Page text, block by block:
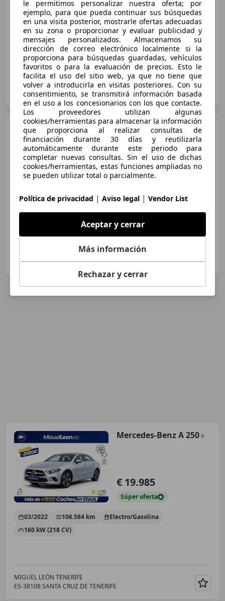
Buen precio
03/2022 48.824 km
Electro/Gasolina
160 kW (218 CV)
MIGUEL LEÓN LAS PALMAS
ES-35014 LAS PALMAS DE GRAN CANARIA
Mercedes-Benz A 200 A
200d 8G-DCT
€ 21.900
110 kW (150 CV)
ES-38007 Santa Cruz de Tenerife
Mercedes-Benz A 250e
€ 19.985
Súperoferta
03/2022 106.584 km
Electro/Gasolina
160 kW (218 CV)
MIGUEL LEÓN TENERIFE
ES-38108 SANTA CRUZ DE TENERIFE
le permitimos personalizar nuestra oferta; por
ejemplo, para que pueda continuar sus búsquedas
en una visita posterior, mostrarle ofertas adecuadas
en su zona o proporcionar y evaluar publicidad y
mensajes personalizados. Almacenamos su
dirección de correo electrónico localmente si la
proporciona para búsquedas guardadas, vehículos
favoritos o para la evaluación de precios. Esto le
facilita el uso del sitio web, ya que no tiene que
volver a introducirla en visitas posteriores. Con su
consentimiento, se transmitirá información basada
en el uso a los concesionarios con los que contacte.
Los proveedores utilizan algunas
cookies/herramientas para almacenar la información
que proporciona al realizar consultas de
financiación durante 30 días y reutilizarla
automáticamente durante este periodo para
completar nuevas consultas. Sin el uso de dichas
cookies/herramientas, estas funciones ampliadas no
se pueden utilizar total o parcialmente.
Política de privacidad | Aviso legal | Vendor List
Aceptar y cerrar
Más información
Rechazar y cerrar